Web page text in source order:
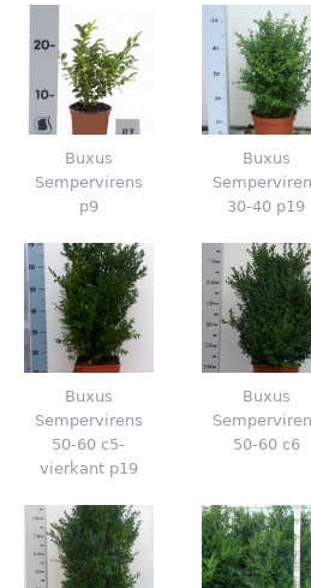
Buxus
Sempervirens
p9
Buxus
30-40 p19
Buxus
Sempervirens
50-60 c5-
vierkant p19
Buxus
50-60 c6